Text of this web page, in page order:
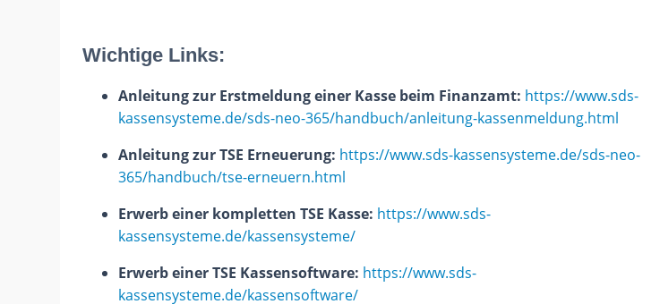
Wichtige Links:
Anleitung zur Erstmeldung einer Kasse beim Finanzamt: https://www.sds-
kassensysteme.de/sds-neo-365/handbuch/anleitung-kassenmeldung.html
Anleitung zur TSE Erneuerung: https://www.sds-kassensysteme.de/sds-neo-
365/handbuch/tse-erneuern.html
Erwerb einer kompletten TSE Kasse: https://www.sds-
kassensysteme.de/kassensysteme/
Erwerb einer TSE Kassensoftware: https://www.sds-
kassensysteme.de/kassensoftware/